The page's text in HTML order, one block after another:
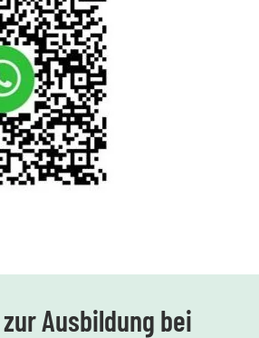
Ausbildung bei